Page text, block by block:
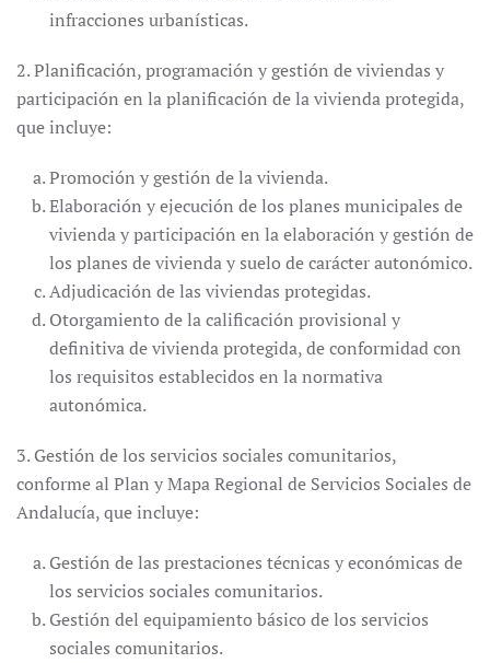
infracciones urbanísticas.
2. Planificación, programación y gestión de viviendas y
participación en la planificación de la vivienda protegida,
que incluye:
Promoción y gestión de la vivienda.
Elaboración y ejecución de los planes municipales de
vivienda y participación en la elaboración y gestión de
los planes de vivienda y suelo de carácter autonómico.
Adjudicación de las viviendas protegidas.
Otorgamiento de la calificación provisional y
definitiva de vivienda protegida, de conformidad con
los requisitos establecidos en la normativa
autonómica.
3. Gestión de los servicios sociales comunitarios,
conforme al Plan y Mapa Regional de Servicios Sociales de
Andalucía, que incluye:
Gestión de las prestaciones técnicas y económicas de
los servicios sociales comunitarios.
Gestión del equipamiento básico de los servicios
sociales comunitarios.